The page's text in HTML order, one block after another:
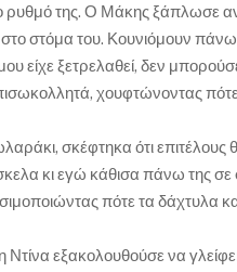
ρυθμό της. Ο Μάκης ξάπλωσε
στόμα του. Κουνιόμουν
είχε ξετρελαθεί, δεν
χουφτώνοντας
σκέφτηκα ότι
κι εγώ κάθισα πάνω της
πότε τα δάχτυλα
εξακολουθούσε να